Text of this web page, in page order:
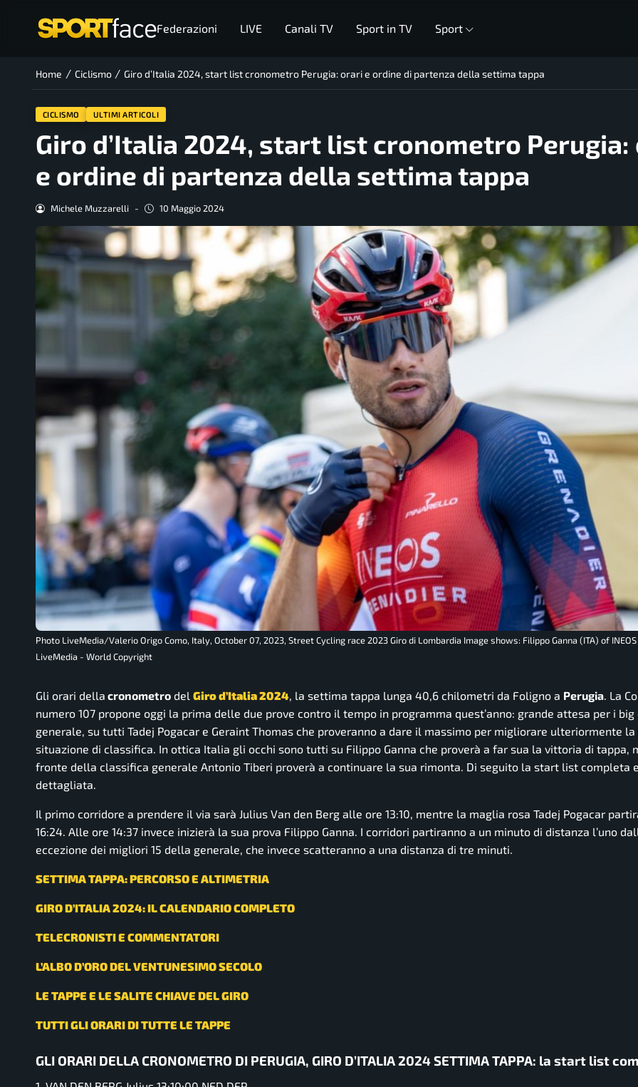
Federazioni LIVE Canali TV Sport in TV Sport
Home / Ciclismo / Giro d’Italia 2024, start list cronometro Perugia: orari e ordine di partenza della settima tappa
CICLISMO ULTIMI ARTICOLI
Giro d’Italia 2024, start list cronometro Perugia:
e ordine di partenza della settima tappa
Michele Muzzarelli - 10 Maggio 2024
Photo LiveMedia/Valerio Origo Como, Italy, October 07, 2023, Street Cycling race 2023 Giro di Lombardia Image shows: Filippo Ganna (ITA) of INEOS
LiveMedia - World Copyright
Gli orari della cronometro del Giro d’Italia 2024, la settima tappa lunga 40,6 chilometri da Foligno a Perugia. La
numero 107 propone oggi la prima delle due prove contro il tempo in programma quest’anno: grande attesa per i big
generale, su tutti Tadej Pogacar e Geraint Thomas che proveranno a dare il massimo per migliorare ulteriormente la
situazione di classifica. In ottica Italia gli occhi sono tutti su Filippo Ganna che proverà a far sua la vittoria di tappa,
fronte della classifica generale Antonio Tiberi proverà a continuare la sua rimonta. Di seguito la start list completa e
dettagliata.
Il primo corridore a prendere il via sarà Julius Van den Berg alle ore 13:10, mentre la maglia rosa Tadej Pogacar
16:24. Alle ore 14:37 invece inizierà la sua prova Filippo Ganna. I corridori partiranno a un minuto di distanza l’uno
eccezione dei migliori 15 della generale, che invece scatteranno a una distanza di tre minuti.
SETTIMA TAPPA: PERCORSO E ALTIMETRIA
GIRO D’ITALIA 2024: IL CALENDARIO COMPLETO
TELECRONISTI E COMMENTATORI
L’ALBO D’ORO DEL VENTUNESIMO SECOLO
LE TAPPE E LE SALITE CHIAVE DEL GIRO
TUTTI GLI ORARI DI TUTTE LE TAPPE
GLI ORARI DELLA CRONOMETRO DI PERUGIA, GIRO D’ITALIA 2024 SETTIMA TAPPA: la start list